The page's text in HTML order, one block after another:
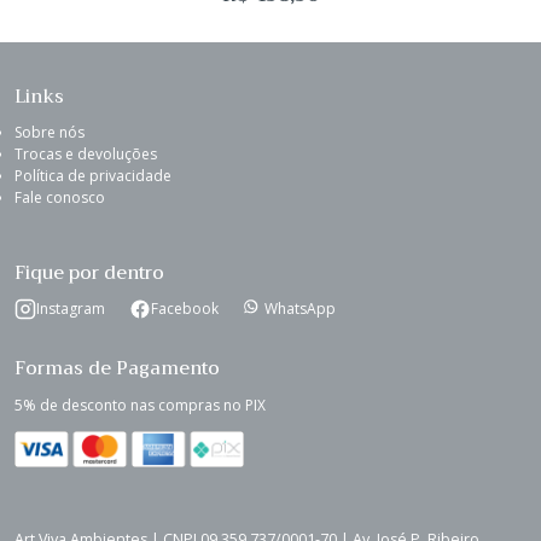
Links
Sobre nós
Trocas e devoluções
Política de privacidade
Fale conosco
Fique por dentro
Instagram Facebook WhatsApp
Formas de Pagamento
5% de desconto nas compras no PIX